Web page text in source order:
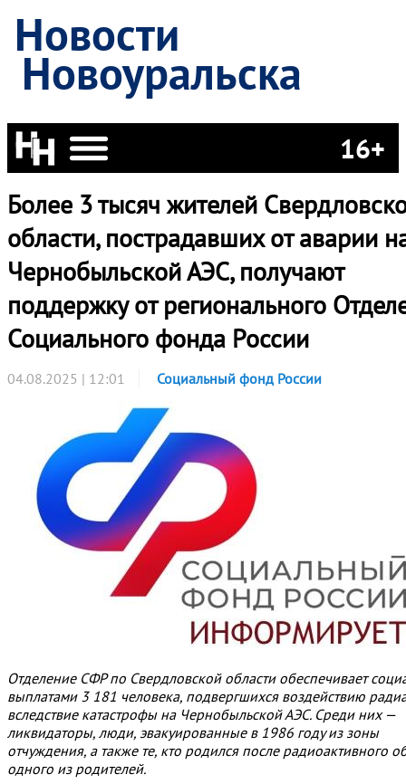
Новости
Новоуральска
16+
Более 3 тысяч жителей
области, пострадавших от аварии
Чернобыльской АЭС, получают
поддержку от регионального
Социального фонда России
04.08.2025 | 12:01 Социальный фонд России
Отделение СФР по Свердловской области обеспечивает
выплатами 3 181 человека, подвергшихся воздействию
вследствие катастрофы на Чернобыльской АЭС. Среди них —
ликвидаторы, люди, эвакуированные в 1986 году из зоны
отчуждения, а также те, кто родился после радиоактивного
одного из родителей.